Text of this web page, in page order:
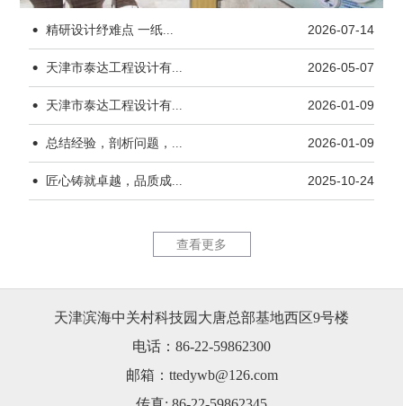
天津市茂联科技有限公... 锦恒大
北辰商务中心绿色办公...
· 精研设计纾难点 一纸... 2026-07-14
· 天津市泰达工程设计有... 2026-05-07
· 天津市泰达工程设计有... 2026-01-09
· 总结经验，剖析问题，... 2026-01-09
· 匠心铸就卓越，品质成... 2025-10-24
查看更多
天津滨海中关村科技园大唐总部基地西区9号楼
电话：86-22-59862300
邮箱：ttedywb@126.com